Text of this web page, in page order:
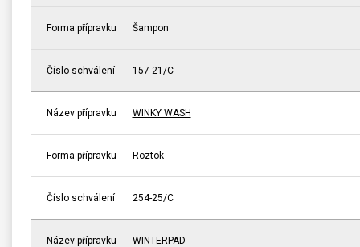
Forma přípravku Šampon
Číslo schválení 157-21/C
Název přípravku WINKY WASH
Forma přípravku Roztok
Číslo schválení 254-25/C
Název přípravku WINTERPAD